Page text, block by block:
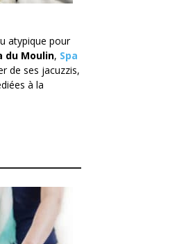
atypique pour
du Moulin, Spa
de ses jacuzzis,
à la